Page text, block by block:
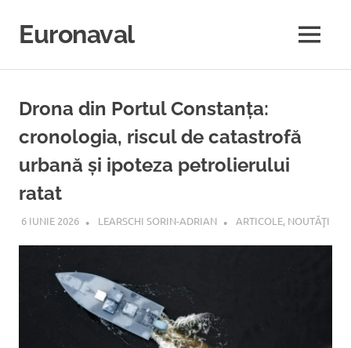
conținut
Euronaval MENU
Drona din Portul Constanța:
cronologia, riscul de catastrofă
urbană și ipoteza petrolierului
ratat
6 IUNIE 2026 LEARSCHI SORIN-ADRIAN ARTICOLE, NOUTĂŢI